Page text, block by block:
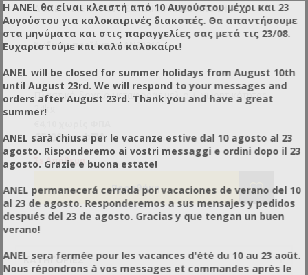
ΔΟΧΕΊΟ ΜΕΤΑΦΟΡΆΣ ΜΕΛΙΟΎ ΠΛΑΣΤΙΚΌ 24KG
Κωδικός προϊόντος: AN30210
Πλαστικό δοχείο μεταφοράς μελιού, χωρητικότητας
24kg.
€5,08 με ΦΠΑ
Σε Απόθεμα
ΚΑΤΗΓΟΡΊΕΣ
Η ANEL θα είναι κλειστή από 10 Αυγούστου μέχρι και 23
Αυγούστου για καλοκαιρινές διακοπές. Θα απαντήσουμε
στα μηνύματα και στις παραγγελίες σας μετά τις 23/08.
Ευχαριστούμε και καλό καλοκαίρι!
ANEL will be closed for summer holidays from August 10th
until August 23rd. We will respond to your messages and
orders after August 23rd. Thank you and have a great
summer!
ANEL sarà chiusa per le vacanze estive dal 10 agosto al 23
agosto. Risponderemo ai vostri messaggi e ordini dopo il 23
agosto. Grazie e buona estate!
ANEL permanecerá cerrada por vacaciones de verano del 10
al 23 de agosto. Responderemos a sus mensajes y pedidos
después del 23 de agosto. Gracias y que tengan un buen
verano!
ANEL sera fermée pour les vacances d'été du 10 au 23 août.
Nous répondrons à vos messages et commandes après le